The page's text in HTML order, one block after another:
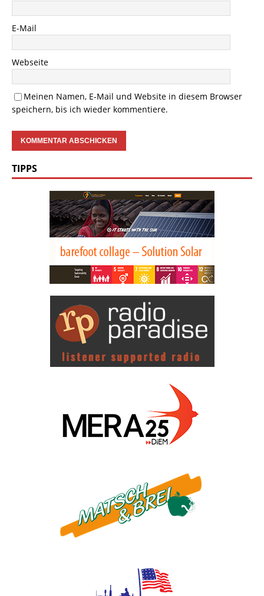
E-Mail
Webseite
Meinen Namen, E-Mail und Website in diesem Browser
speichern, bis ich wieder kommentiere.
TIPPS